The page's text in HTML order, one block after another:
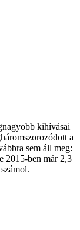
kihívásai
a
sem áll meg:
2015-ben már 2,3